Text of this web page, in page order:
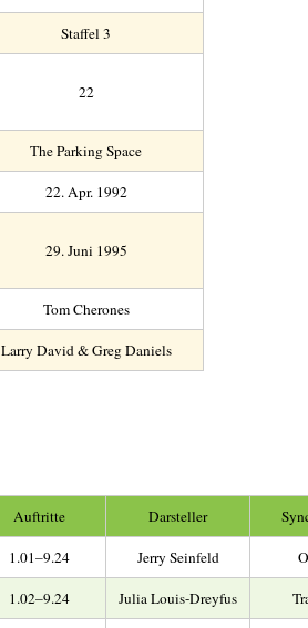
Staffel 3
22
The Parking Space
22. Apr. 1992
29. Juni 1995
Tom Cherones
Larry David & Greg Daniels
Auftritte Darsteller
1.01–9.24 Jerry Seinfeld
1.02–9.24 Julia Louis-Dreyfus